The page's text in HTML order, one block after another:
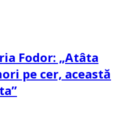
Fodor: „Atâta
pe cer, această